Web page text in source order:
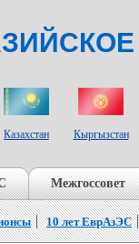
Казахстан Кыргызстан
Межгоссовет
10 лет ЕврАзЭС